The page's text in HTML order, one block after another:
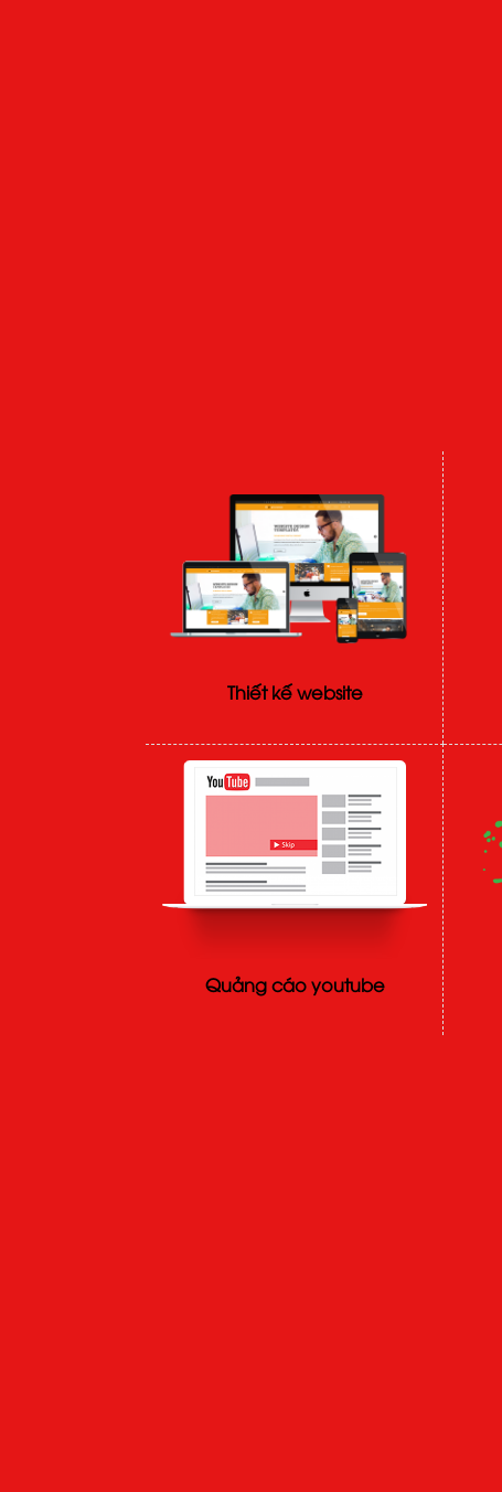
Thiết kế website
Quảng cáo youtube